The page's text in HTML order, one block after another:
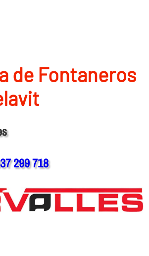
de Fontaneros
299 718